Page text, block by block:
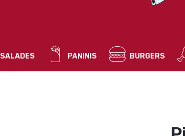
Un mot de passe sera envoyé vers
SALADES PANINIS BURGERS